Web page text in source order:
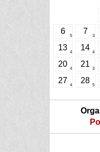
6
5
7
3
13
4
14
4
20
4
21
3
27
4
28
5